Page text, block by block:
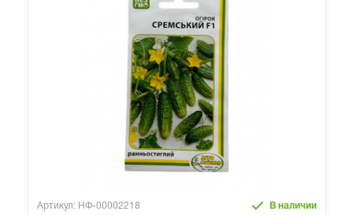
Артикул: НФ-00002218 В наличии